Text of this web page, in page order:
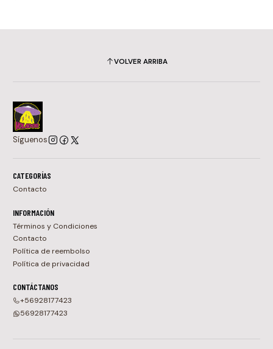
VOLVER ARRIBA
Síguenos
CATEGORÍAS
Contacto
INFORMACIÓN
Términos y Condiciones
Contacto
Política de reembolso
Política de privacidad
CONTÁCTANOS
+56928177423
56928177423